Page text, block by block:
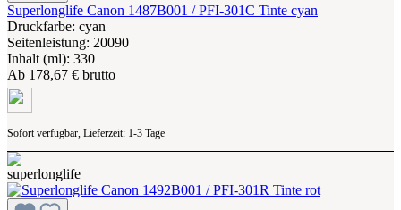
Superlonglife Canon 1487B001 / PFI-301C Tinte cyan
Druckfarbe: cyan
Seitenleistung: 20090
Inhalt (ml): 330
Ab 178,67 € brutto
Sofort verfügbar, Lieferzeit: 1-3 Tage